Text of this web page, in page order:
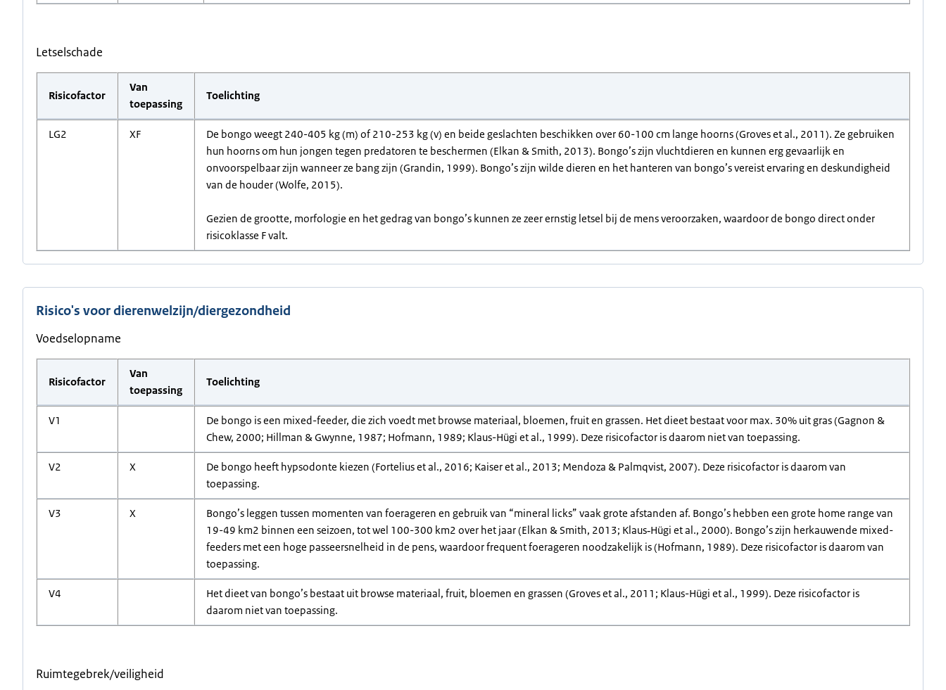
Letselschade
Risicofactor
Van
toepassing
Toelichting
LG2 XF
De bongo weegt 240-405 kg (m) of 210-253 kg (v) en beide geslachten beschikken over 60-100 cm lange hoorns (Groves et al., 2011). Ze gebruiken
hun hoorns om hun jongen tegen predatoren te beschermen (Elkan & Smith, 2013). Bongo’s zijn vluchtdieren en kunnen erg gevaarlijk en
onvoorspelbaar zijn wanneer ze bang zijn (Grandin, 1999). Bongo’s zijn wilde dieren en het hanteren van bongo’s vereist ervaring en deskundigheid
van de houder (Wolfe, 2015).
Gezien de grootte, morfologie en het gedrag van bongo’s kunnen ze zeer ernstig letsel bij de mens veroorzaken, waardoor de bongo direct onder
risicoklasse F valt.
Risico's voor dierenwelzijn/diergezondheid
Voedselopname
Risicofactor
Van
toepassing
Toelichting
V1
De bongo is een mixed-feeder, die zich voedt met browse materiaal, bloemen, fruit en grassen. Het dieet bestaat voor max. 30% uit gras (Gagnon &
Chew, 2000; Hillman & Gwynne, 1987; Hofmann, 1989; Klaus-Hügi et al., 1999). Deze risicofactor is daarom niet van toepassing.
V2 X
De bongo heeft hypsodonte kiezen (Fortelius et al., 2016; Kaiser et al., 2013; Mendoza & Palmqvist, 2007). Deze risicofactor is daarom van
toepassing.
V3 X
Bongo’s leggen tussen momenten van foerageren en gebruik van “mineral licks” vaak grote afstanden af. Bongo’s hebben een grote home range van
19-49 km2 binnen een seizoen, tot wel 100-300 km2 over het jaar (Elkan & Smith, 2013; Klaus‐Hügi et al., 2000). Bongo’s zijn herkauwende mixed-
feeders met een hoge passeersnelheid in de pens, waardoor frequent foerageren noodzakelijk is (Hofmann, 1989). Deze risicofactor is daarom van
toepassing.
V4
Het dieet van bongo’s bestaat uit browse materiaal, fruit, bloemen en grassen (Groves et al., 2011; Klaus-Hügi et al., 1999). Deze risicofactor is
daarom niet van toepassing.
Ruimtegebrek/veiligheid